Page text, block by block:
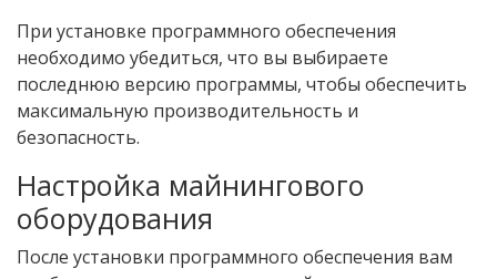
При установке программного обеспечения
необходимо убедиться, что вы выбираете
последнюю версию программы, чтобы обеспечить
максимальную производительность и
безопасность.
Настройка майнингового
оборудования
После установки программного обеспечения вам